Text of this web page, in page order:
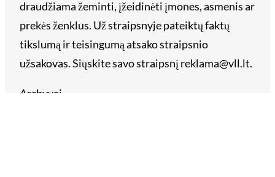
draudžiama žeminti, įžeidinėti įmones, asmenis ar
prekės ženklus. Už straipsnyje pateiktų faktų
tikslumą ir teisingumą atsako straipsnio
užsakovas. Siųskite savo straipsnį reklama@vll.lt.
Archyvai